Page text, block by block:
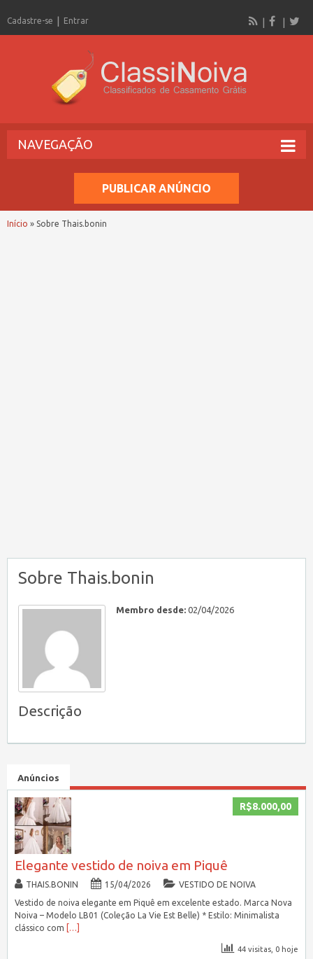
Cadastre-se Entrar
NAVEGAÇÃO
PUBLICAR ANÚNCIO
Início » Sobre Thais.bonin
Sobre Thais.bonin
Membro desde: 02/04/2026
Descrição
Anúncios
R$8.000,00
Elegante vestido de noiva em Piquê
THAIS.BONIN 15/04/2026
VESTIDO DE NOIVA
Vestido de noiva elegante em Piquê em excelente estado. Marca Nova
Noiva – Modelo LB01 (Coleção La Vie Est Belle) * Estilo: Minimalista
clássico com
[…]
44 visitas, 0 hoje